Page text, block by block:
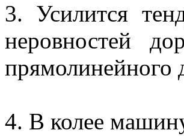
3. Усилится
неровностей
прямолинейного
4. В колее